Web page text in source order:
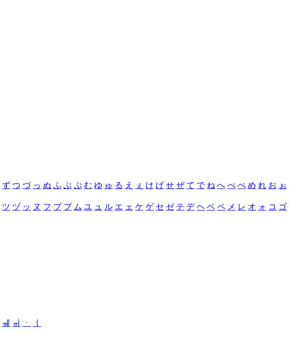
ず つ づ っ ぬ ふ ぶ ぷ む ゆ ゅ る え ぇ け げ せ ぜ て で ね へ べ ぺ め れ お ぉ
ツ ヅ ッ ヌ フ ブ プ ム ユ ュ ル エ ェ ケ ゲ セ ゼ テ デ ヘ ベ ペ メ レ オ ォ コ ゴ
ㆋ ㆌ ㆍ
ㆎ